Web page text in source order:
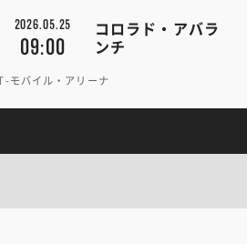
2026.05.25
09:00
コロラド・アバラ
ンチ
モバイル・アリーナ